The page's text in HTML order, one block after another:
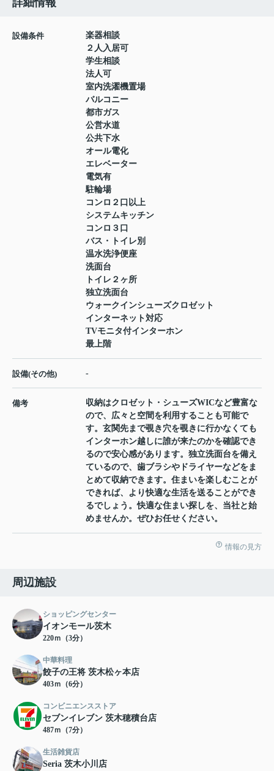
詳細情報
設備条件
楽器相談
２人入居可
学生相談
法人可
室内洗濯機置場
バルコニー
都市ガス
公営水道
公共下水
オール電化
エレベーター
電気有
駐輪場
コンロ２口以上
システムキッチン
コンロ３口
バス・トイレ別
温水洗浄便座
洗面台
トイレ２ヶ所
独立洗面台
ウォークインシューズクロゼット
インターネット対応
TVモニタ付インターホン
最上階
設備(その他) -
備考
収納はクロゼット・シューズWICなど豊富な
ので、広々と空間を利用することも可能で
す。玄関先まで覗き穴を覗きに行かなくても
インターホン越しに誰が来たのかを確認でき
るので安心感があります。独立洗面台を備え
ているので、歯ブラシやドライヤーなどをま
とめて収納できます。住まいを楽しむことが
できれば、より快適な生活を送ることができ
るでしょう。快適な住まい探しを、当社と始
めませんか。ぜひお任せください。
情報の見方
周辺施設
ショッピングセンター
イオンモール茨木
220ｍ（3分）
中華料理
餃子の王将 茨木松ヶ本店
403ｍ（6分）
コンビニエンスストア
セブンイレブン 茨木穂積台店
487ｍ（7分）
生活雑貨店
Seria 茨木小川店